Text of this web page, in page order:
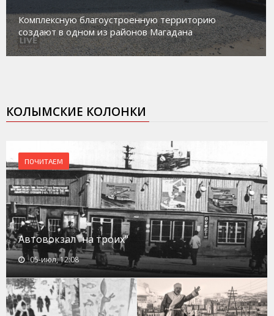
Магадан присоединился к пилотному проекту по
работе с несовершеннолетними из групп
социального риска «Переправа»
КОЛЫМСКИЕ КОЛОНКИ
ПОЧИТАЕМ
Автовокзал "на троих"
05-июл, 12:08